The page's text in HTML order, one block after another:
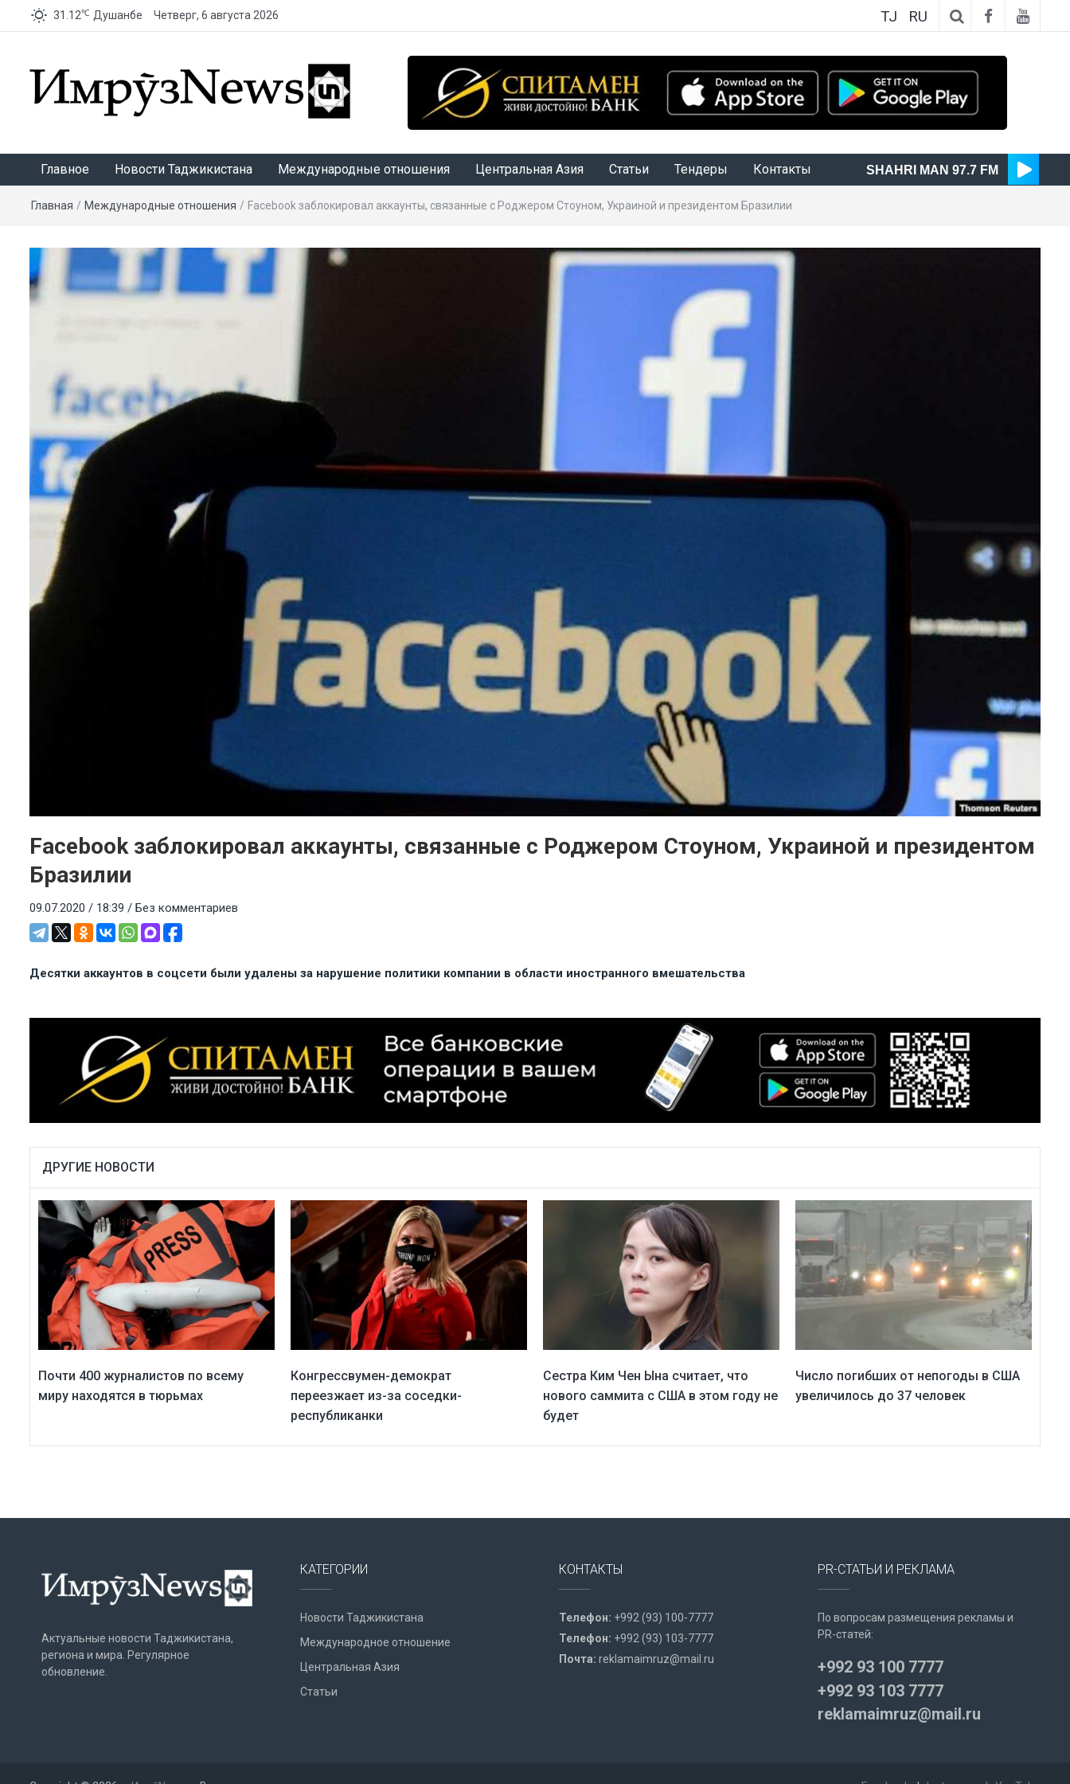
31.12℃ Душанбе Четверг, 6 августа 2026 TJ RU
Главное Новости Таджикистана Международные отношения Центральная Азия Статьи Тендеры Контакты SHAHRI MAN 97.7 FM
Главная / Международные отношения / Facebook заблокировал аккаунты, связанные с Роджером Стоуном, Украиной и президентом Бразилии
Facebook заблокировал аккаунты, связанные с Роджером Стоуном, Украиной и президентом
Бразилии
09.07.2020 / 18:39 / Без комментариев
Десятки аккаунтов в соцсети были удалены за нарушение политики компании в области иностранного вмешательства
ДРУГИЕ НОВОСТИ
Почти 400 журналистов по всему
миру находятся в тюрьмах
Конгрессвумен-демократ
переезжает из-за соседки-
республиканки
Сестра Ким Чен Ына считает, что
нового саммита с США в этом году не
будет
Число погибших от непогоды в США
увеличилось до 37 человек
Актуальные новости Таджикистана,
региона и мира. Регулярное
обновление.
КАТЕГОРИИ
Новости Таджикистана
Международное отношение
Центральная Азия
Статьи
КОНТАКТЫ
Телефон: +992 (93) 100-7777
Телефон: +992 (93) 103-7777
Почта: reklamaimruz@mail.ru
PR-СТАТЬИ И РЕКЛАМА
По вопросам размещения рекламы и
PR-статей:
+992 93 100 7777
+992 93 103 7777
reklamaimruz@mail.ru